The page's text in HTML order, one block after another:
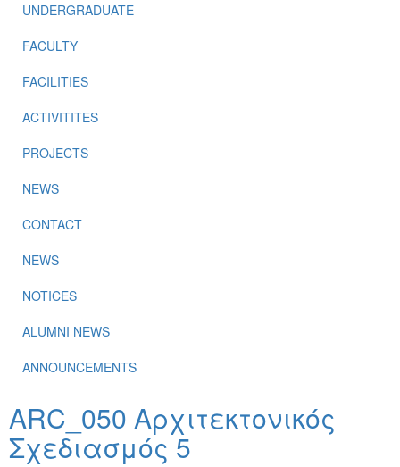
UNDERGRADUATE
FACULTY
FACILITIES
ACTIVITITES
PROJECTS
NEWS
CONTACT
NEWS
NOTICES
ALUMNI NEWS
ANNOUNCEMENTS
ARC_050 Αρχιτεκτονικός
Σχεδιασμός 5